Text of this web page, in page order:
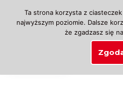
Przejdź
Ta strona korzysta z
najwyższym poziomie. Dalsze
że zgadzasz się